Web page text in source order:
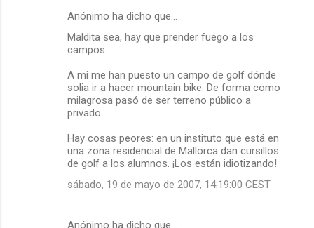
Anónimo ha dicho que…
Maldita sea, hay que prender fuego a los
campos.
A mi me han puesto un campo de golf dónde
solia ir a hacer mountain bike. De forma como
milagrosa pasó de ser terreno público a
privado.
Hay cosas peores: en un instituto que está en
una zona residencial de Mallorca dan cursillos
de golf a los alumnos. ¡Los están idiotizando!
sábado, 19 de mayo de 2007, 14:19:00 CEST
Anónimo ha dicho que…